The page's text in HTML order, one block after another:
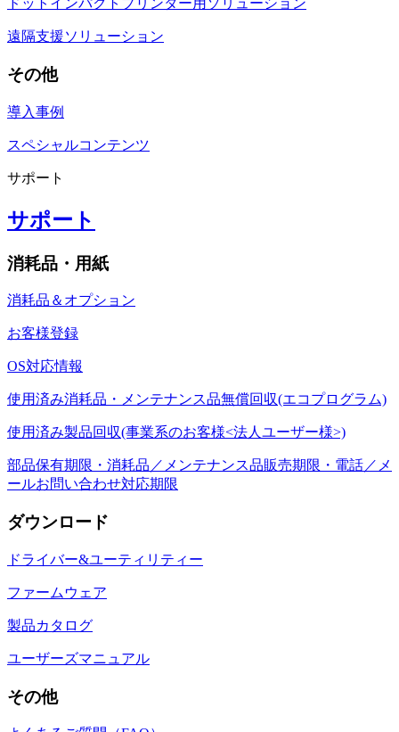
ドットインパクトプリンター用ソリューション
遠隔支援ソリューション
その他
導入事例
スペシャルコンテンツ
サポート
サポート
消耗品・用紙
消耗品＆オプション
お客様登録
OS対応情報
使用済み消耗品・メンテナンス品無償回収(エコプログラム)
使用済み製品回収(事業系のお客様<法人ユーザー様>)
部品保有期限・消耗品／メンテナンス品販売期限・電話／メ
ールお問い合わせ対応期限
ダウンロード
ドライバー&ユーティリティー
ファームウェア
製品カタログ
ユーザーズマニュアル
その他